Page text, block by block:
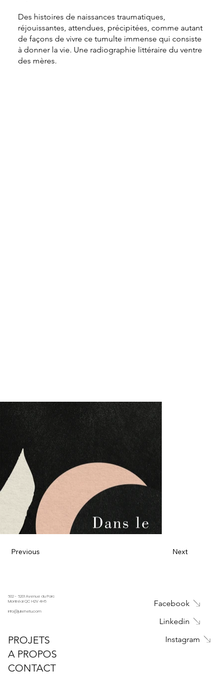
Des histoires de naissances traumatiques,
réjouissantes, attendues, précipitées, comme autant
de façons de vivre ce tumulte immense qui consiste
à donner la vie. Une radiographie littéraire du ventre
des mères.
Previous Next
602 - 6201 Avenue du Parc
Montréal QC H2V 4H6
info@juliehetu.com
PROJETS
A PROPOS
CONTACT
Facebook
Linkedin
Instagram